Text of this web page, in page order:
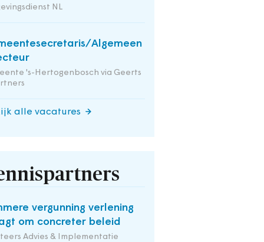
NL
Algemeen
's-Hertogenbosch via Geerts
alle vacatures
vergunning verlening
om concreter beleid
Advies & Implementatie